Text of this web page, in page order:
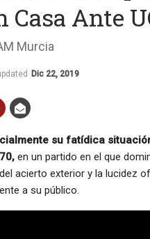
Ante
Murcia
Dic 22, 2019
su fatídica
en un partido en el que
acierto exterior y la lucidez
a su público.